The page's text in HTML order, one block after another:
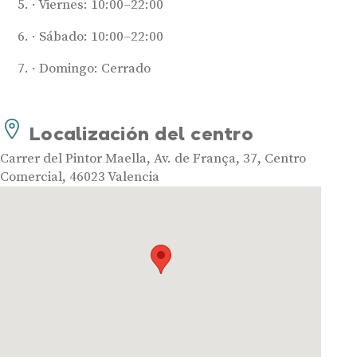
Viernes: 10:00–22:00
Sábado: 10:00–22:00
Domingo: Cerrado
Localización del centro
Carrer del Pintor Maella, Av. de França, 37, Centro
Comercial, 46023 Valencia
Audífonos recargables
Gafas Nuance Audio
Centros Auditivos
Centros Auditivos en Valencia
Centros Auditivos en Sevilla